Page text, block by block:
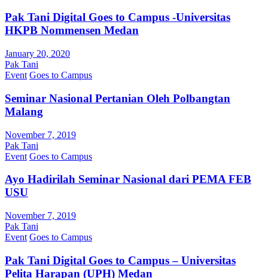
Pak Tani Digital Goes to Campus -Universitas
HKPB Nommensen Medan
January 20, 2020
Pak Tani
Event Goes to Campus
Seminar Nasional Pertanian Oleh Polbangtan
Malang
November 7, 2019
Pak Tani
Event Goes to Campus
Ayo Hadirilah Seminar Nasional dari PEMA FEB
USU
November 7, 2019
Pak Tani
Event Goes to Campus
Pak Tani Digital Goes to Campus – Universitas
Pelita Harapan (UPH) Medan